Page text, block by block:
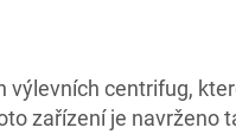
výlevních centrifug,
zařízení je navrženo